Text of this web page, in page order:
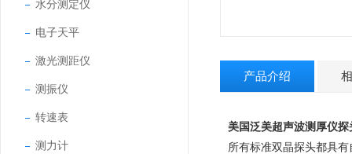
水分测定仪
电子天平
激光测距仪
测振仪
转速表
测力计
产品介绍
美国泛美超声波测厚仪探
所有标准双晶探头都具